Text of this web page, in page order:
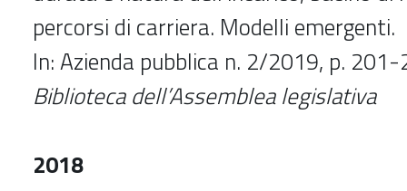
percorsi di carriera. Modelli emergenti.
In:Azienda pubblica n. 2/2019, p.
Biblioteca dell’Assemblea legislativa
2018